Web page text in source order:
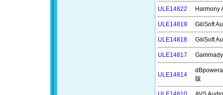
ULE14822 Harmony
ULE14819 GiliSoft
ULE14818 GiliSoft
ULE14817
ULE14814
版